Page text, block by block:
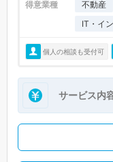
得意業種 不動産
IT・イ
個人の相談も受付可
サービス内